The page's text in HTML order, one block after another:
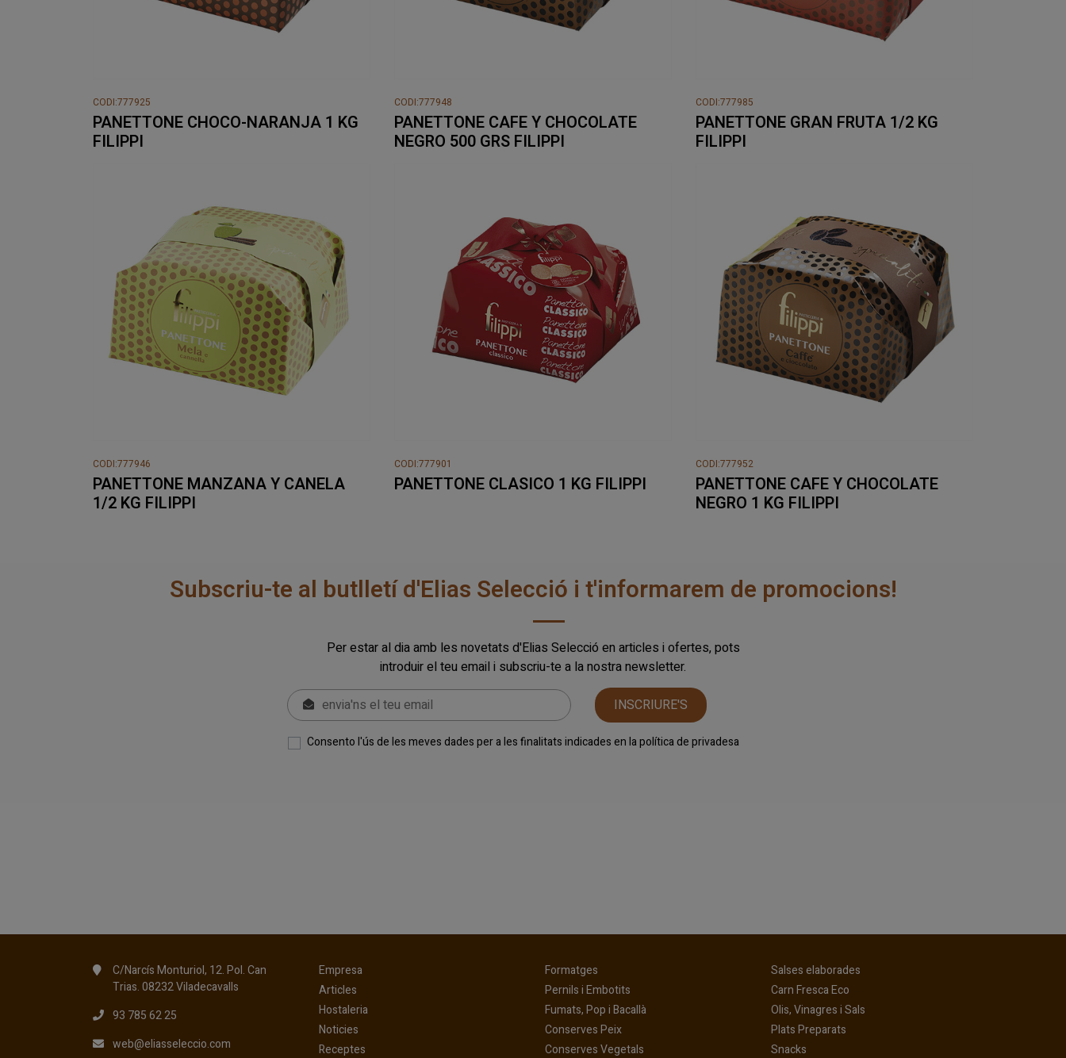
CODI:777925
PANETTONE CHOCO-NARANJA 1 KG
FILIPPI
CODI:777948
PANETTONE CAFE Y CHOCOLATE
NEGRO 500 GRS FILIPPI
CODI:777985
PANETTONE GRAN FRUTA 1/2 KG
FILIPPI
CODI:777946
PANETTONE MANZANA Y CANELA
1/2 KG FILIPPI
CODI:777901
PANETTONE CLASICO 1 KG FILIPPI
CODI:777952
PANETTONE CAFE Y CHOCOLATE
NEGRO 1 KG FILIPPI
Subscriu-te al butlletí d'Elias Selecció i t'informarem de promocions!
Per estar al dia amb les novetats d'Elias Selecció en articles i ofertes, pots
introduir el teu email i subscriu-te a la nostra newsletter.
INSCRIURE'S
Consento l'ús de les meves dades per a les finalitats indicades en lapolítica de privadesa
C/Narcís Monturiol, 12. Pol. Can
Trias. 08232 Viladecavalls
93 785 62 25
web@eliasseleccio.com
Empresa(current)
Articles
Hostaleria(current)
Noticies
Receptes
Formatges
Pernils i Embotits
Fumats, Pop i Bacallà(current)
Conserves Peix(current)
Conserves Vegetals
Salses elaborades
Carn Fresca Eco
Olis, Vinagres i Sals
Plats Preparats
Snacks